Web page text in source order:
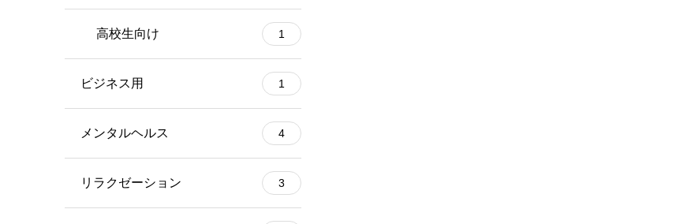
高校生向け 1
ビジネス用 1
メンタルヘルス 4
リラクゼーション 3